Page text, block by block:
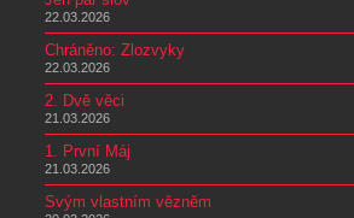
Chráněno: Zlozvyky
2. Dvě věci
1. První Máj
Svým vlastním vězněm